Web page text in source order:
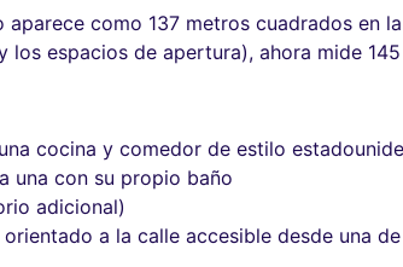
aparece como 137 metros cuadrados en
los espacios de apertura), ahora mide
cocina y comedor de estilo
una con su propio baño
adicional)
a la calle accesible desde una